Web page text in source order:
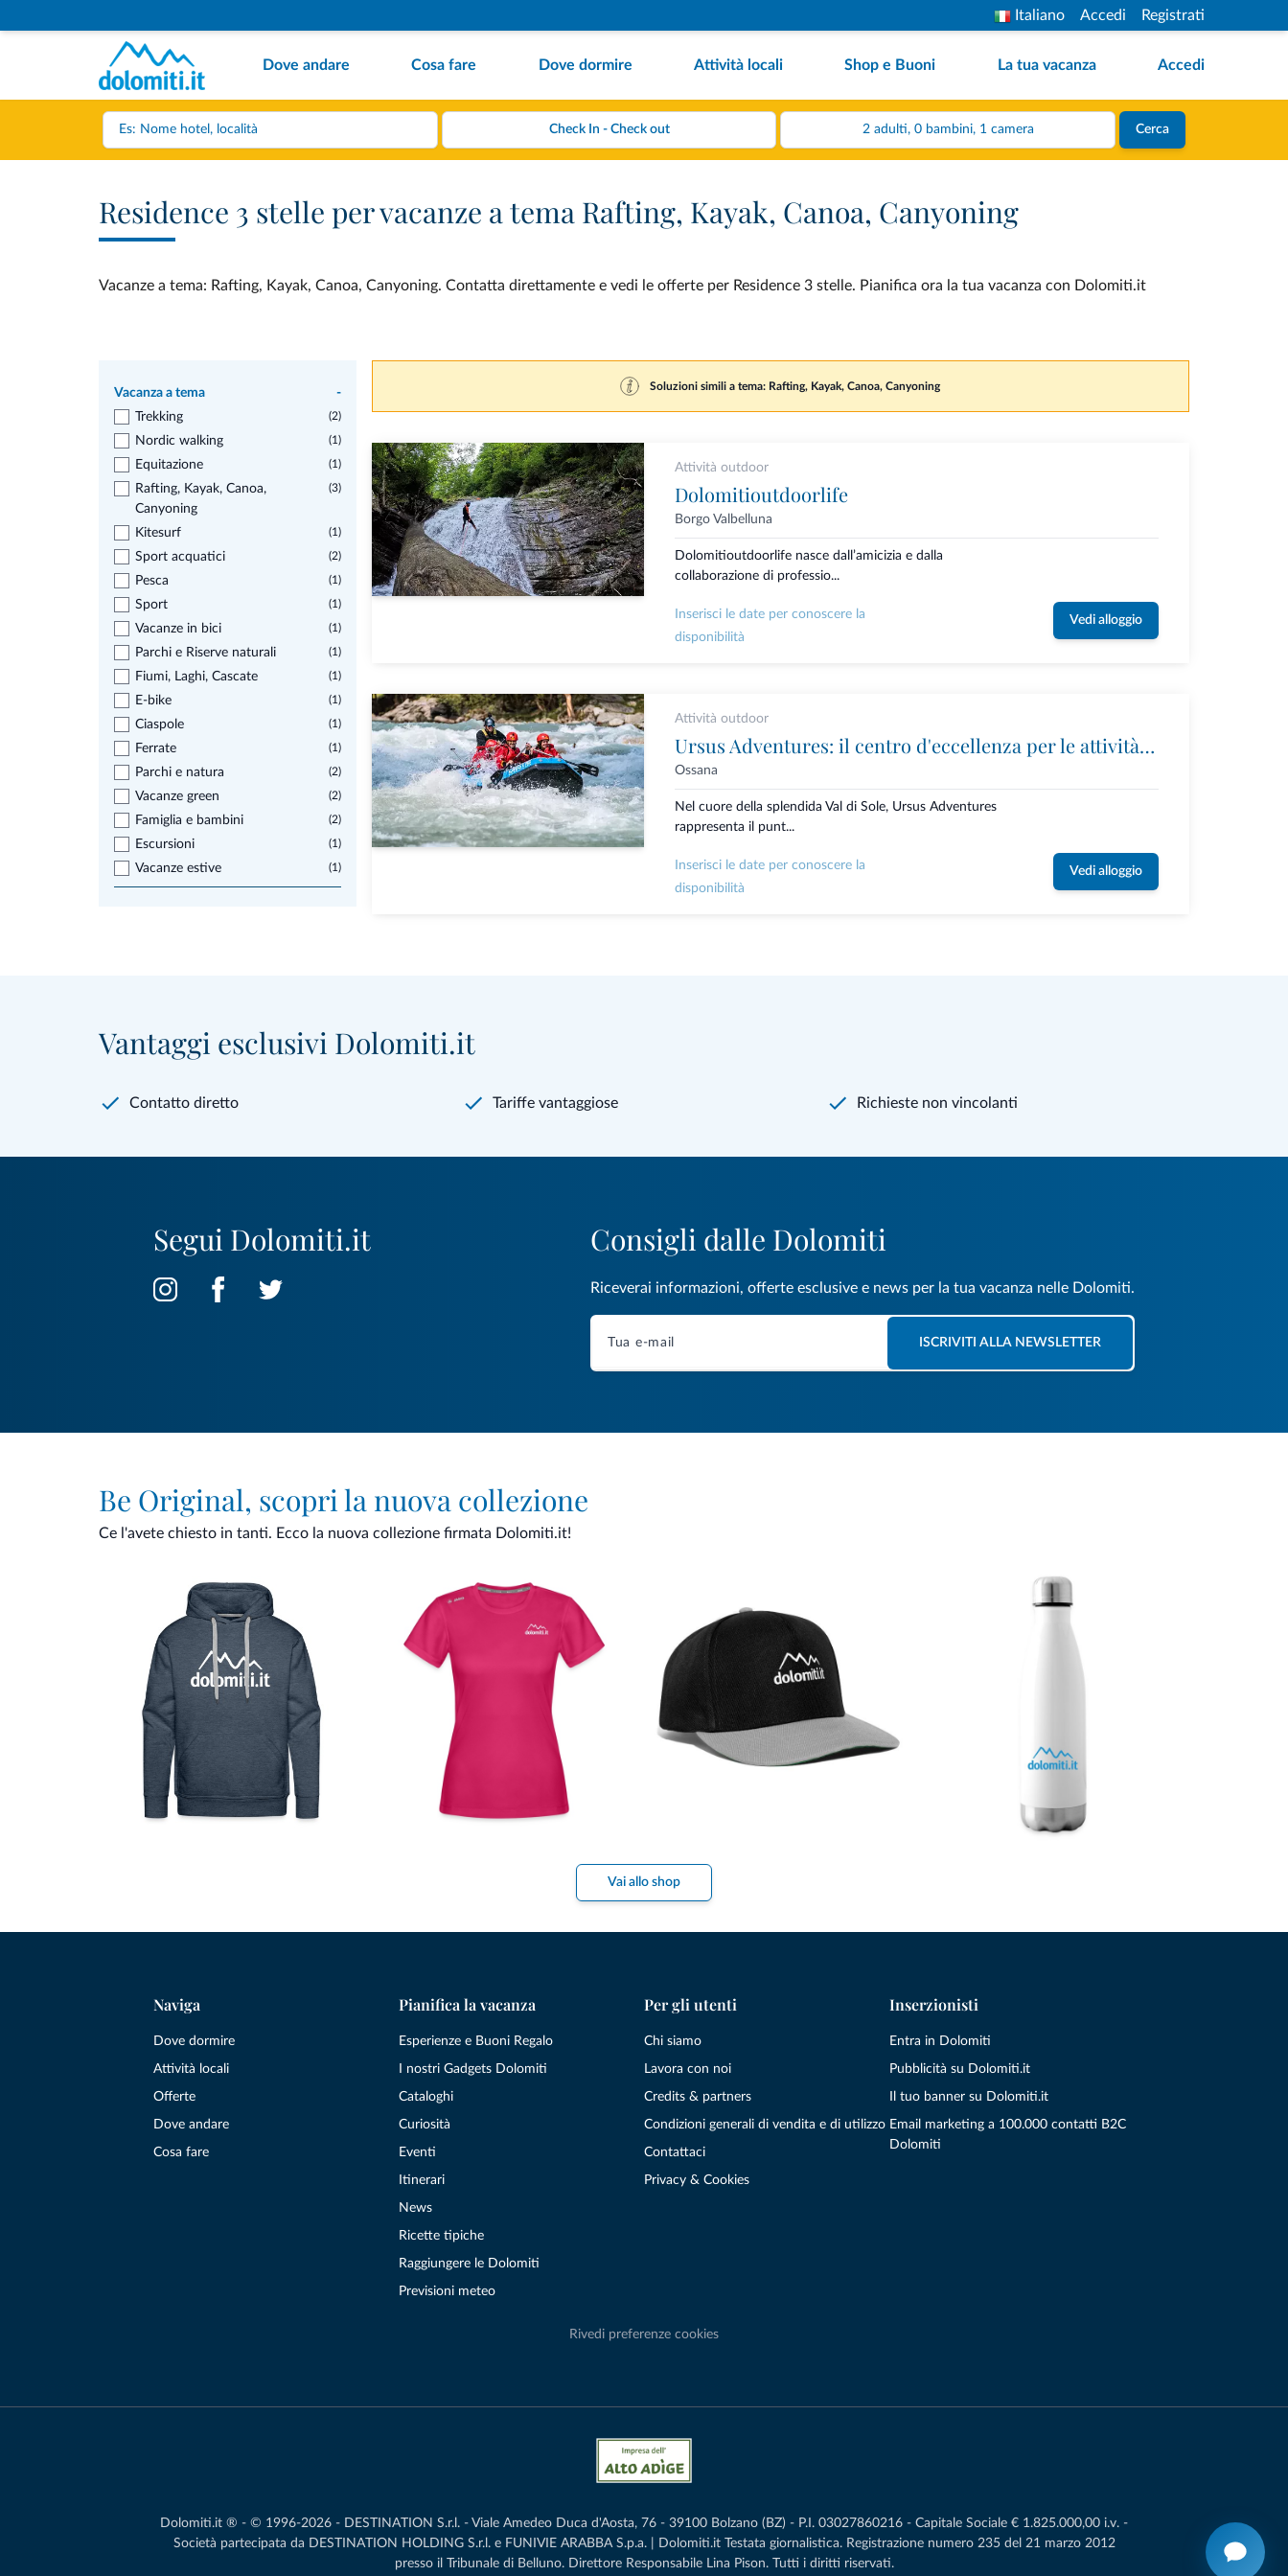
Italiano Accedi Registrati
Dove andare Cosa fare Dove dormire Attività locali Shop e Buoni La tua vacanza Accedi
2 adulti, 0 bambini, 1 camera Cerca
Residence 3 stelle per vacanze a tema Rafting, Kayak, Canoa, Canyoning
Vacanze a tema: Rafting, Kayak, Canoa, Canyoning. Contatta direttamente e vedi le offerte per Residence 3 stelle. Pianifica ora la tua vacanza con Dolomiti.it
Vacanza a tema
-
Trekking
(2)
Nordic walking (1)
Equitazione (1)
Rafting, Kayak, Canoa,
Canyoning
(3)
Kitesurf (1)
Sport acquatici (2)
Pesca (1)
Sport (1)
Vacanze in bici (1)
Parchi e Riserve naturali (1)
Fiumi, Laghi, Cascate (1)
E-bike (1)
Ciaspole (1)
Ferrate (1)
Parchi e natura (2)
Vacanze green (2)
Famiglia e bambini (2)
Escursioni (1)
Vacanze estive (1)
Soluzioni simili a tema: Rafting, Kayak, Canoa, Canyoning
Attività outdoor
Dolomitioutdoorlife
Borgo Valbelluna
Dolomitioutdoorlife nasce dall’amicizia e dalla
collaborazione di professio...
Inserisci le date per conoscere la
disponibilità
Vedi alloggio
Attività outdoor
Ursus Adventures: il centro d'eccellenza per le attività outdoor premium in Trentino
Ossana
Nel cuore della splendida Val di Sole, Ursus Adventures
rappresenta il punt...
Inserisci le date per conoscere la
disponibilità
Vedi alloggio
Vantaggi esclusivi Dolomiti.it
Contatto diretto Tariffe vantaggiose Richieste non vincolanti
Segui Dolomiti.it Consigli dalle Dolomiti
Riceverai informazioni, offerte esclusive e news per la tua vacanza nelle Dolomiti.
ISCRIVITI ALLA NEWSLETTER
Be Original, scopri la nuova collezione
Ce l'avete chiesto in tanti. Ecco la nuova collezione firmata Dolomiti.it!
Vai allo shop
Naviga
Dove dormire
Attività locali
Offerte
Dove andare
Cosa fare
Pianifica la vacanza
Esperienze e Buoni Regalo
I nostri Gadgets Dolomiti
Cataloghi
Curiosità
Eventi
Itinerari
News
Ricette tipiche
Raggiungere le Dolomiti
Previsioni meteo
Per gli utenti
Chi siamo
Lavora con noi
Credits & partners
Condizioni generali di vendita e di utilizzo
Contattaci
Privacy & Cookies
Inserzionisti
Entra in Dolomiti
Pubblicità su Dolomiti.it
Il tuo banner su Dolomiti.it
Email marketing a 100.000 contatti B2C
Dolomiti
Rivedi preferenze cookies
Dolomiti.it ® - © 1996-2026 - DESTINATION S.r.l. - Viale Amedeo Duca d'Aosta, 76 - 39100 Bolzano (BZ) - P.I. 03027860216 - Capitale Sociale € 1.825.000,00 i.v. -
Società partecipata da DESTINATION HOLDING S.r.l. e FUNIVIE ARABBA S.p.a. | Dolomiti.it Testata giornalistica. Registrazione numero 235 del 21 marzo 2012
presso il Tribunale di Belluno.­ Direttore Responsabile Lina Pison. Tutti i diritti riservati.